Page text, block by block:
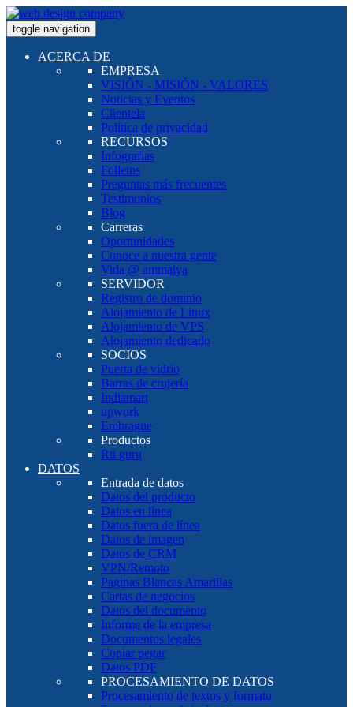
toggle navigation
ACERCA DE
EMPRESA
VISIÓN - MISIÓN - VALORES
Noticias y Eventos
Clientela
Política de privacidad
RECURSOS
Infografías
Folletos
Preguntas más frecuentes
Testimonios
Blog
Carreras
Oportunidades
Conoce a nuestra gente
Vida @ ammaiya
SERVIDOR
Registro de dominio
Alojamiento de Linux
Alojamiento de VPS
Alojamiento dedicado
SOCIOS
Puerta de vidrio
Barras de crujería
Indiamart
upwork
Embrague
Productos
Rti guru
DATOS
Entrada de datos
Datos del producto
Datos en línea
Datos fuera de línea
Datos de imagen
Datos de CRM
VPN/Remoto
Paginas Blancas Amarillas
Cartas de negocios
Datos del documento
Informe de la empresa
Documentos legales
Copiar pegar
Datos PDF
PROCESAMIENTO DE DATOS
Procesamiento de textos y formato